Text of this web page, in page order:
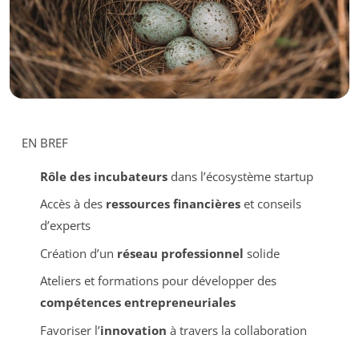
EN BREF
Rôle des incubateursdans l’écosystème startup
Accès à des ressources financièreset conseils
d’experts
Création d’un réseau professionnel solide
Ateliers et formations pour développer des
compétences entrepreneuriales
Favoriser l’innovation à travers la collaboration